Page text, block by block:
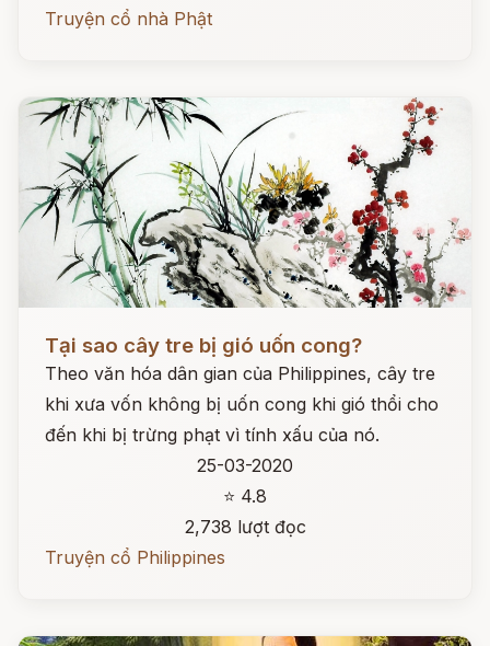
Truyện cổ nhà Phật
Tại sao cây tre bị gió uốn cong?
Theo văn hóa dân gian của Philippines, cây tre
khi xưa vốn không bị uốn cong khi gió thổi cho
đến khi bị trừng phạt vì tính xấu của nó.
25-03-2020
⭐ 4.8
2,738 lượt đọc
Truyện cổ Philippines